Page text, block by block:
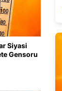
Siyasi
Gensoru